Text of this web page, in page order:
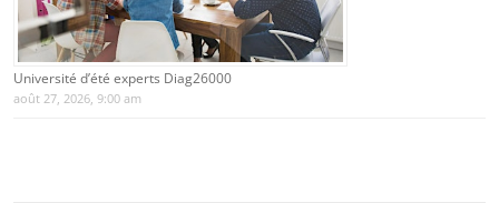
Université d’été experts Diag26000
août 27, 2026, 9:00 am